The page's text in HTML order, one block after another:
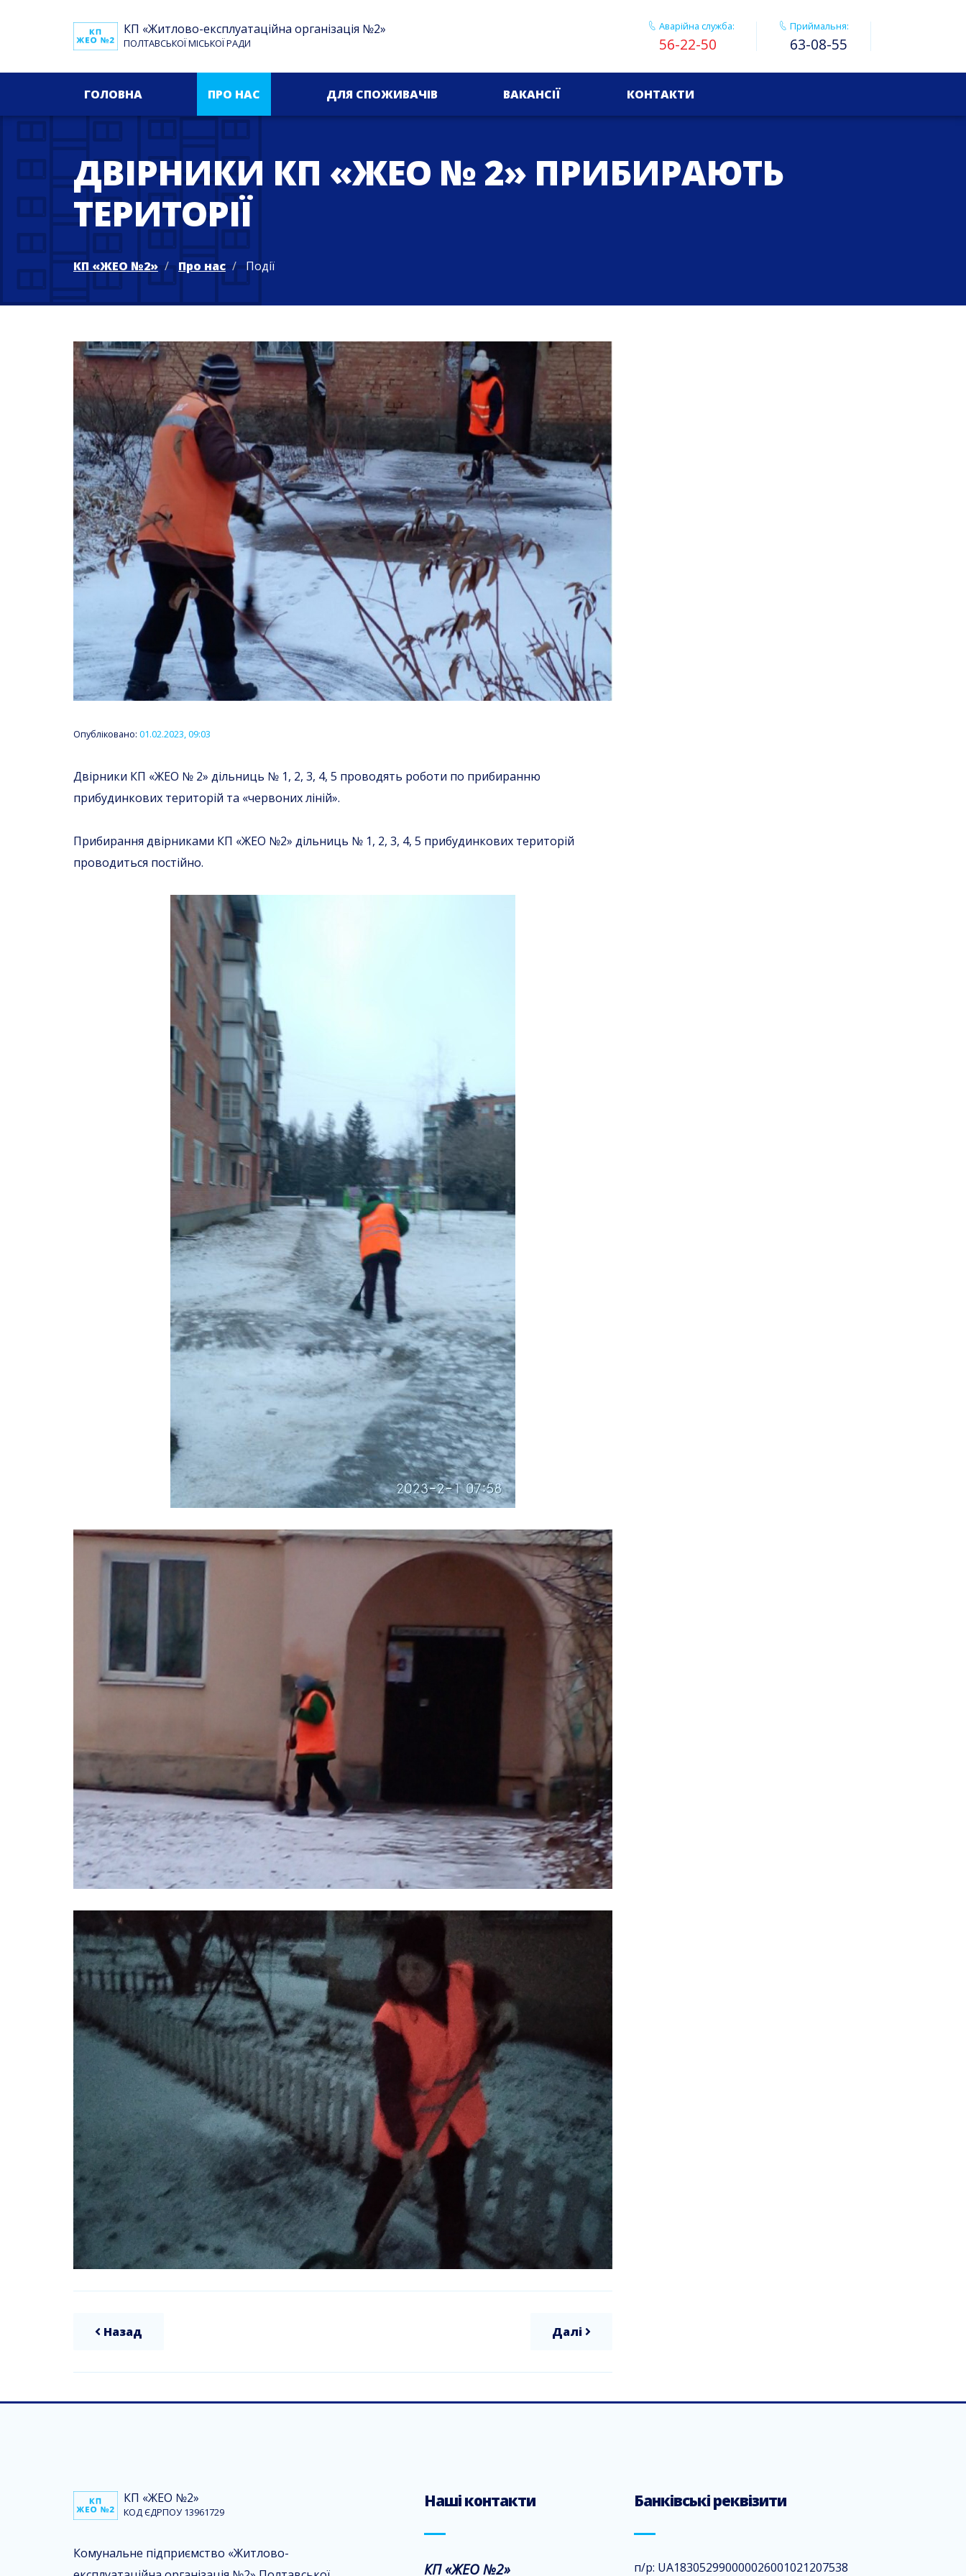
КП «Житлово-експлуатаційна організація №2»
ПОЛТАВСЬКОЇ МІСЬКОЇ РАДИ
Аварійна служба:
56-22-50
Приймальня:
63-08-55
ГОЛОВНА ПРО НАС ДЛЯ СПОЖИВАЧІВ ВАКАНСІЇ КОНТАКТИ
ДВІРНИКИ КП «ЖЕО № 2» ПРИБИРАЮТЬ
ТЕРИТОРІЇ
КП «ЖЕО №2» Про нас Події
Опубліковано: 01.02.2023, 09:03
Двірники КП «ЖЕО № 2» дільниць № 1, 2, 3, 4, 5 проводять роботи по прибиранню
прибудинкових територій та «червоних ліній».
Прибирання двірниками КП «ЖЕО №2» дільниць № 1, 2, 3, 4, 5 прибудинкових територій
проводиться постійно.
Назад Далі
КП «ЖЕО №2»
КОД ЄДРПОУ 13961729
Комунальне підприємство «Житлово-
Наші контакти
КП «ЖЕО №2»
Банківські реквізити
п/р: UA183052990000026001021207538